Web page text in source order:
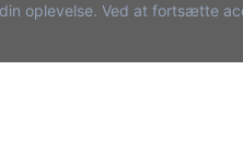
oplevelse. Ved at fortsætte